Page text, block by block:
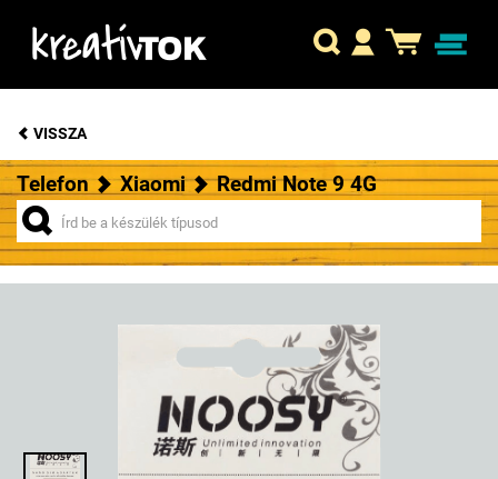
VISSZA
Telefon Xiaomi Redmi Note 9 4G